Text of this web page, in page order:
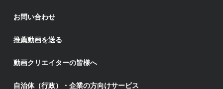
お問い合わせ
推薦動画を送る
動画クリエイターの皆様へ
自治体（行政）・企業の方向けサービス